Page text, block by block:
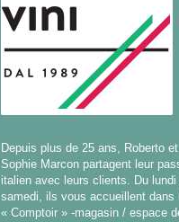
Depuis plus de 25 ans, Roberto et
Sophie Marcon partagent leur
italien avec leurs clients. Du lundi
samedi, ils vous accueillent dans
« Comptoir » -magasin / espace